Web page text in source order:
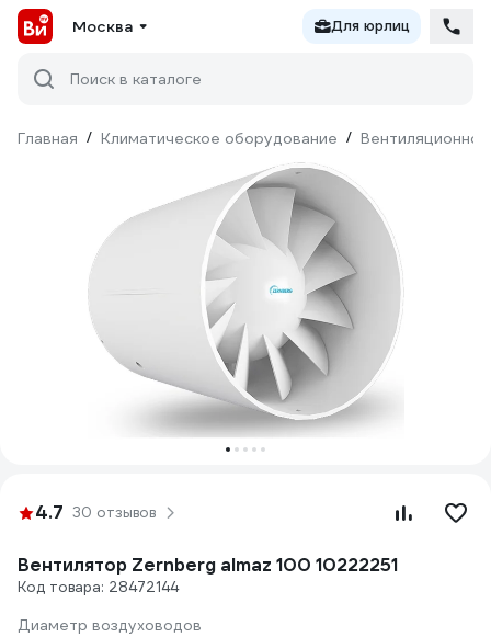
Москва Для юрлиц
Поиск в каталоге
Главная / Климатическое оборудование /
4.7 30 отзывов
Вентилятор Zernberg almaz 100 10222251
Код товара: 28472144
Диаметр воздуховодов